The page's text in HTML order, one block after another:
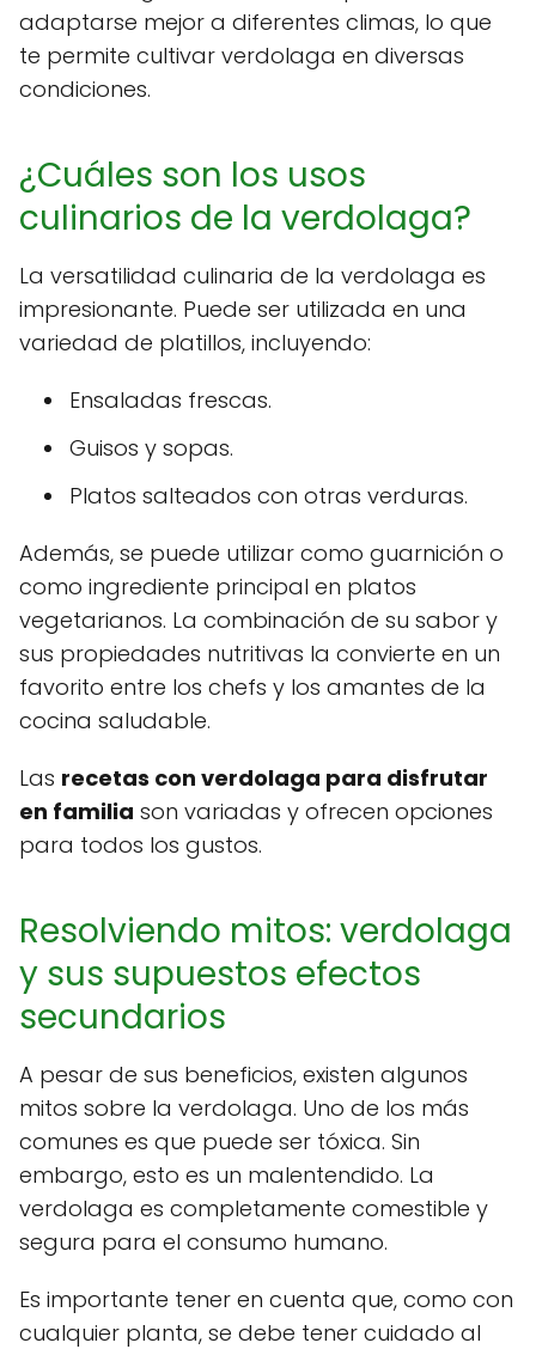
adaptarse mejor a diferentes climas, lo que
te permite cultivar verdolaga en diversas
condiciones.
¿Cuáles son los usos
culinarios de la verdolaga?
La versatilidad culinaria de la verdolaga es
impresionante. Puede ser utilizada en una
variedad de platillos, incluyendo:
Ensaladas frescas.
Guisos y sopas.
Platos salteados con otras verduras.
Además, se puede utilizar como guarnición o
como ingrediente principal en platos
vegetarianos. La combinación de su sabor y
sus propiedades nutritivas la convierte en un
favorito entre los chefs y los amantes de la
cocina saludable.
Las recetas con verdolaga para disfrutar
en familia son variadas y ofrecen opciones
para todos los gustos.
Resolviendo mitos: verdolaga
y sus supuestos efectos
secundarios
A pesar de sus beneficios, existen algunos
mitos sobre la verdolaga. Uno de los más
comunes es que puede ser tóxica. Sin
embargo, esto es un malentendido. La
verdolaga es completamente comestible y
segura para el consumo humano.
Es importante tener en cuenta que, como con
cualquier planta, se debe tener cuidado al